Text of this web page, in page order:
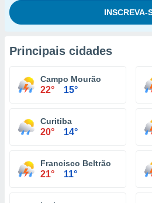
Principais cidades
Campo Mourão
22° 15°
Curitiba
20° 14°
Francisco Beltrão
21° 11°